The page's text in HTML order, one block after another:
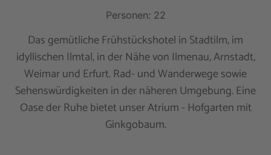
Personen: 22
Das gemütliche Frühstückshotel in Stadtilm, im
idyllischen Ilmtal, in der Nähe von Ilmenau, Arnstadt,
Weimar und Erfurt. Rad- und Wanderwege sowie
Sehenswürdigkeiten in der näheren Umgebung. Eine
Oase der Ruhe bietet unser Atrium - Hofgarten mit
Ginkgobaum.